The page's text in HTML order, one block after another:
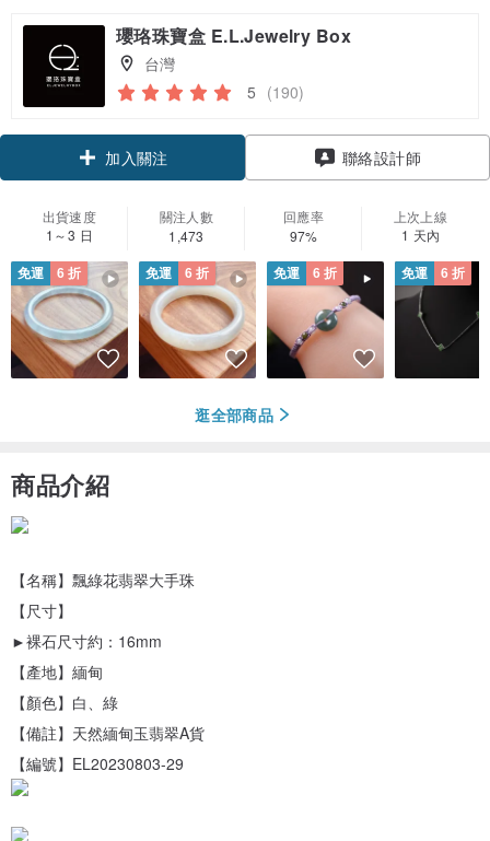
瓔珞珠寶盒 E.L.Jewelry Box
台灣
5 (190)
加入關注 聯絡設計師
出貨速度
1～3 日
關注人數
1,473
回應率
97%
上次上線
1 天內
免運 6 折 免運 6 折 免運 6 折 免運 6 折
逛全部商品
商品介紹
【名稱】飄綠花翡翠大手珠
【尺寸】
►裸石尺寸約：16mm
【產地】緬甸
【顏色】白、綠
【備註】天然緬甸玉翡翠A貨
【編號】EL20230803-29